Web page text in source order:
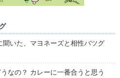
聞いた、マヨネーズと相性バツグ
なの？ カレーに一番合うと思う